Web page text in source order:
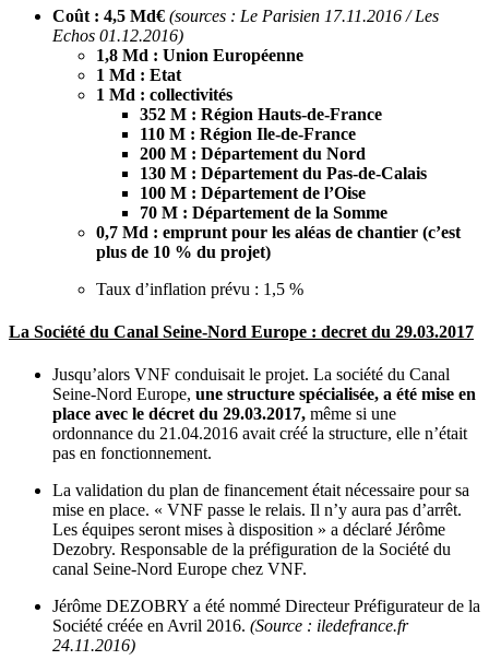
Coût : 4,5 Md€ (sources : Le Parisien 17.11.2016 / Les
Echos 01.12.2016)
1,8 Md : Union Européenne
1 Md : Etat
1 Md : collectivités
352 M : Région Hauts-de-France
110 M : Région Ile-de-France
200 M : Département du Nord
130 M : Département du Pas-de-Calais
100 M : Département de l’Oise
70 M : Département de la Somme
0,7 Md : emprunt pour les aléas de chantier (c’est
plus de 10 % du projet)
Taux d’inflation prévu : 1,5 %
La Société du Canal Seine-Nord Europe : decret du 29.03.2017
Jusqu’alors VNF conduisait le projet. La société du Canal
Seine-Nord Europe, une structure spécialisée, a été mise en
place avec le décret du 29.03.2017, même si une
ordonnance du 21.04.2016 avait créé la structure, elle n’était
pas en fonctionnement.
La validation du plan de financement était nécessaire pour sa
mise en place. « VNF passe le relais. Il n’y aura pas d’arrêt.
Les équipes seront mises à disposition » a déclaré Jérôme
Dezobry. Responsable de la préfiguration de la Société du
canal Seine-Nord Europe chez VNF.
Jérôme DEZOBRY a été nommé Directeur Préfigurateur de la
Société créée en Avril 2016. (Source : iledefrance.fr
24.11.2016)